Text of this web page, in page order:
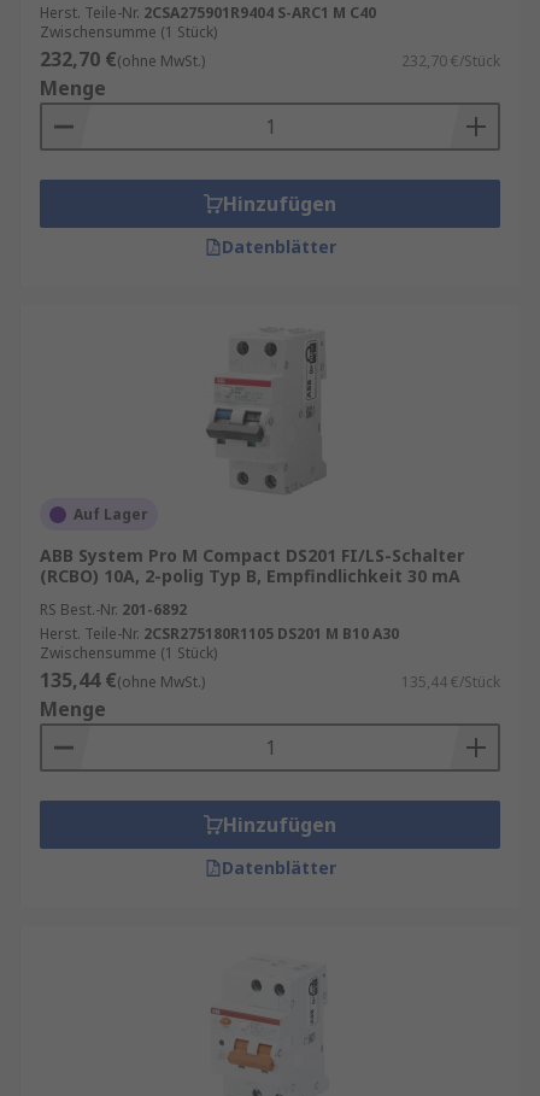
Herst. Teile-Nr. 2CSA275901R9404 S-ARC1 M C40
Zwischensumme (1 Stück)
232,70 €(ohne MwSt.) 232,70 €/Stück
Menge
Hinzufügen
Datenblätter
Auf Lager
ABB System Pro M Compact DS201 FI/LS-Schalter
(RCBO) 10A, 2-polig Typ B, Empfindlichkeit 30 mA
RS Best.-Nr. 201-6892
Herst. Teile-Nr. 2CSR275180R1105 DS201 M B10 A30
Zwischensumme (1 Stück)
135,44 €(ohne MwSt.) 135,44 €/Stück
Menge
Hinzufügen
Datenblätter